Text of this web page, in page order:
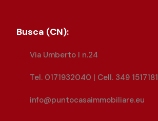
Busca (CN):
Via Umberto I n.24
Tel. 0171932040 | Cell. 349 1517181
info@puntocasaimmobiliare.eu